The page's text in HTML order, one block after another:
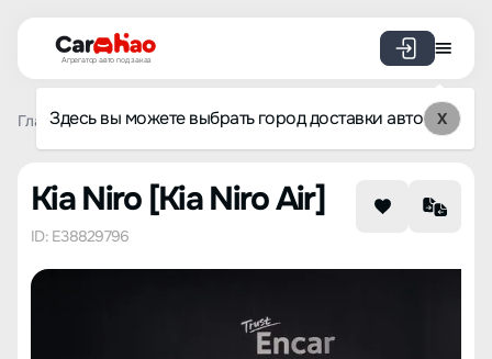
Агрегатор авто под заказ
Здесь вы можете выбрать город доставки авто X
Главная Каталог авто из Кореи Kia Niro Kia Niro Air
Kia Niro [Kia Niro Air]
ID: E38829796